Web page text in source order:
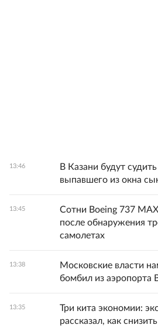
13:46
В Казани будут
выпавшего из окна
13:45
Сотни Boeing 737
после обнаружения
самолетах
13:38
Московские власти
бомбил из аэропорта
13:35
Три кита экономии:
рассказал, как